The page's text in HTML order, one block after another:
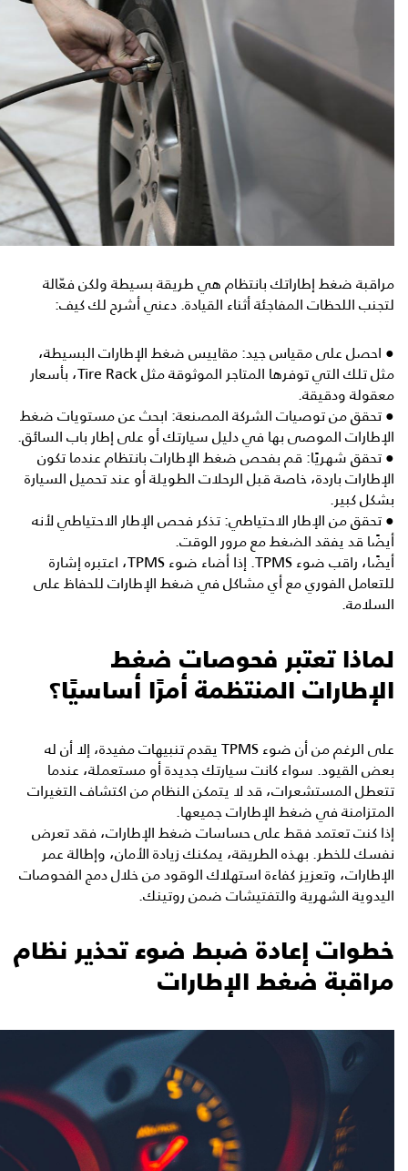
مراقبة ضغط إطاراتك بانتظام هي طريقة بسيطة ولكن فعّالة
لتجنب اللحظات المفاجئة أثناء القيادة. دعني أشرح لك كيف:
● احصل على مقياس جيد: مقاييس ضغط الإطارات البسيطة،
مثل تلك التي توفرها المتاجر الموثوقة مثل Tire Rack، بأسعار
معقولة ودقيقة.
● تحقق من توصيات الشركة المصنعة: ابحث عن مستويات ضغط
الإطارات الموصى بها في دليل سيارتك أو على إطار باب السائق.
● تحقق شهريًا: قم بفحص ضغط الإطارات بانتظام عندما تكون
الإطارات باردة، خاصة قبل الرحلات الطويلة أو عند تحميل السيارة
بشكل كبير.
● تحقق من الإطار الاحتياطي: تذكر فحص الإطار الاحتياطي لأنه
أيضًا قد يفقد الضغط مع مرور الوقت.
أيضًا، راقب ضوء TPMS. إذا أضاء ضوء TPMS، اعتبره إشارة
للتعامل الفوري مع أي مشاكل في ضغط الإطارات للحفاظ على
السلامة.
لماذا تعتبر فحوصات ضغط
الإطارات المنتظمة أمرًا أساسيًا؟
على الرغم من أن ضوء TPMS يقدم تنبيهات مفيدة، إلا أن له
بعض القيود. سواء كانت سيارتكجديدةأو مستعملة، عندما
تتعطل المستشعرات، قد لا يتمكن النظام من اكتشاف التغيرات
المتزامنة في ضغط الإطارات جميعها.
إذا كنت تعتمد فقط على حساسات ضغط الإطارات، فقد تعرض
نفسك للخطر. بهذه الطريقة، يمكنك زيادة الأمان، وإطالة عمر
الإطارات، وتعزيز كفاءة استهلاك الوقود من خلال دمج الفحوصات
اليدوية الشهرية والتفتيشات ضمن روتينك.
خطوات إعادة ضبط ضوء تحذير نظام
مراقبة ضغط الإطارات